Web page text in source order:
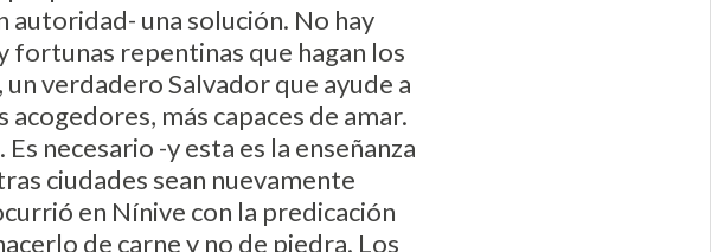
una solución. No hay
fortunas repentinas que hagan los
verdadero Salvador que ayude a
más capaces de amar.
necesario -y esta es la enseñanza
ciudades sean nuevamente
en Nínive con la predicación
de carne y no de piedra. Los